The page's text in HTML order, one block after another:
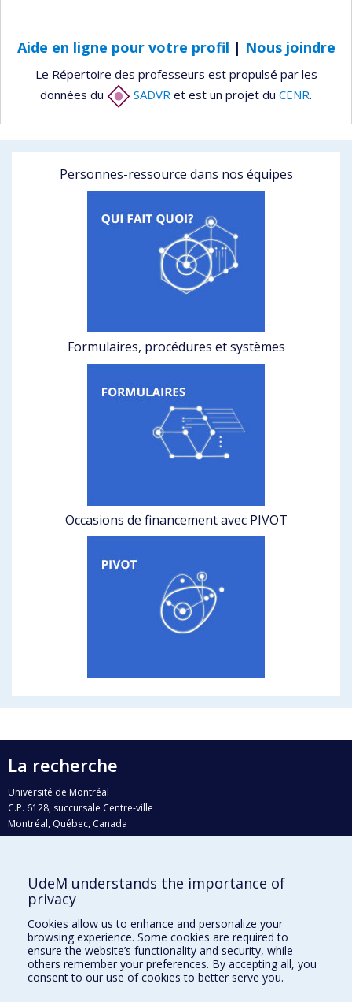
Aide en ligne pour votre profil | Nous joindre
Le Répertoire des professeurs est propulsé par les
données du
SADVR et est un projet du CENR.
Personnes-ressource dans nos équipes
Formulaires, procédures et systèmes
Occasions de financement avec PIVOT
La recherche
Université de Montréal
C.P. 6128, succursale Centre-ville
Montréal, Québec, Canada
H3C 3J7
Qui fait quoi?
Nous trouver
Plan du site
Accessibilité
UdeM understands the importance of
privacy
Cookies allow us to enhance and personalize your
browsing experience. Some cookies are required to
ensure the website’s functionality and security, while
others remember your preferences. By accepting all, you
consent to our use of cookies to better serve you.